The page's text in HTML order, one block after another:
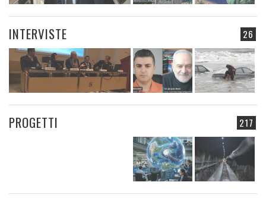
26
INTERVISTE
217
PROGETTI